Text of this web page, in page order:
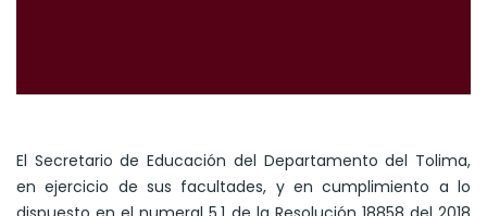
El Secretario de Educación del Departamento del Tolima,
en ejercicio de sus facultades, y en cumplimiento a lo